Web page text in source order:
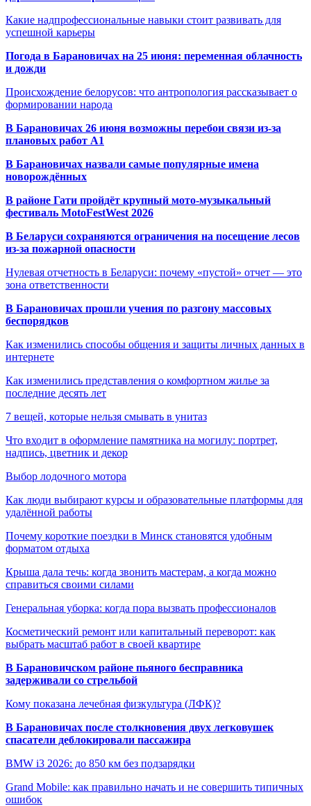
Какие надпрофессиональные навыки стоит развивать для
успешной карьеры
Погода в Барановичах на 25 июня: переменная облачность
и дожди
Происхождение белорусов: что антропология рассказывает о
формировании народа
В Барановичах 26 июня возможны перебои связи из-за
плановых работ A1
В Барановичах назвали самые популярные имена
новорождённых
В районе Гати пройдёт крупный мото-музыкальный
фестиваль MotoFestWest 2026
В Беларуси сохраняются ограничения на посещение лесов
из-за пожарной опасности
Нулевая отчетность в Беларуси: почему «пустой» отчет — это
зона ответственности
В Барановичах прошли учения по разгону массовых
беспорядков
Как изменились способы общения и защиты личных данных в
интернете
Как изменились представления о комфортном жилье за
последние десять лет
7 вещей, которые нельзя смывать в унитаз
Что входит в оформление памятника на могилу: портрет,
надпись, цветник и декор
Выбор лодочного мотора
Как люди выбирают курсы и образовательные платформы для
удалённой работы
Почему короткие поездки в Минск становятся удобным
форматом отдыха
Крыша дала течь: когда звонить мастерам, а когда можно
справиться своими силами
Генеральная уборка: когда пора вызвать профессионалов
Косметический ремонт или капитальный переворот: как
выбрать масштаб работ в своей квартире
В Барановичском районе пьяного бесправника
задерживали со стрельбой
Кому показана лечебная физкультура (ЛФК)?
В Барановичах после столкновения двух легковушек
спасатели деблокировали пассажира
BMW i3 2026: до 850 км без подзарядки
Grand Mobile: как правильно начать и не совершить типичных
ошибок